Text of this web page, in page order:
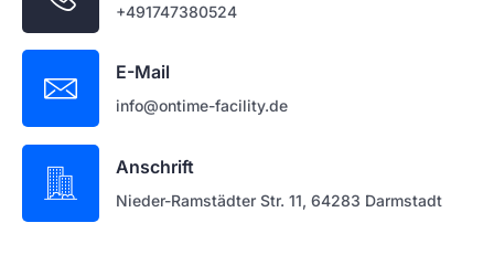
+491747380524
E-Mail
info@ontime-facility.de
Anschrift
Nieder-Ramstädter Str. 11, 64283 Darmstadt